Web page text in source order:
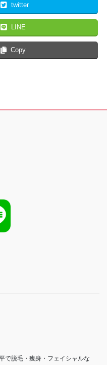
twitter
LINE
Copy
脱毛・痩身・フェイシャルな